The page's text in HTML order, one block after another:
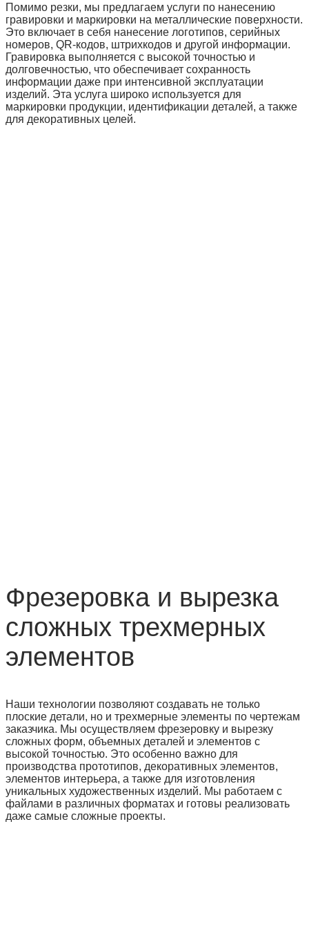
Помимо резки, мы предлагаем услуги по нанесению
гравировки и маркировки на металлические поверхности.
Это включает в себя нанесение логотипов, серийных
номеров, QR-кодов, штрихкодов и другой информации.
Гравировка выполняется с высокой точностью и
долговечностью, что обеспечивает сохранность
информации даже при интенсивной эксплуатации
изделий. Эта услуга широко используется для
маркировки продукции, идентификации деталей, а также
для декоративных целей.
Фрезеровка и вырезка
сложных трехмерных
элементов
Наши технологии позволяют создавать не только
плоские детали, но и трехмерные элементы по чертежам
заказчика. Мы осуществляем фрезеровку и вырезку
сложных форм, объемных деталей и элементов с
высокой точностью. Это особенно важно для
производства прототипов, декоративных элементов,
элементов интерьера, а также для изготовления
уникальных художественных изделий. Мы работаем с
файлами в различных форматах и готовы реализовать
даже самые сложные проекты.